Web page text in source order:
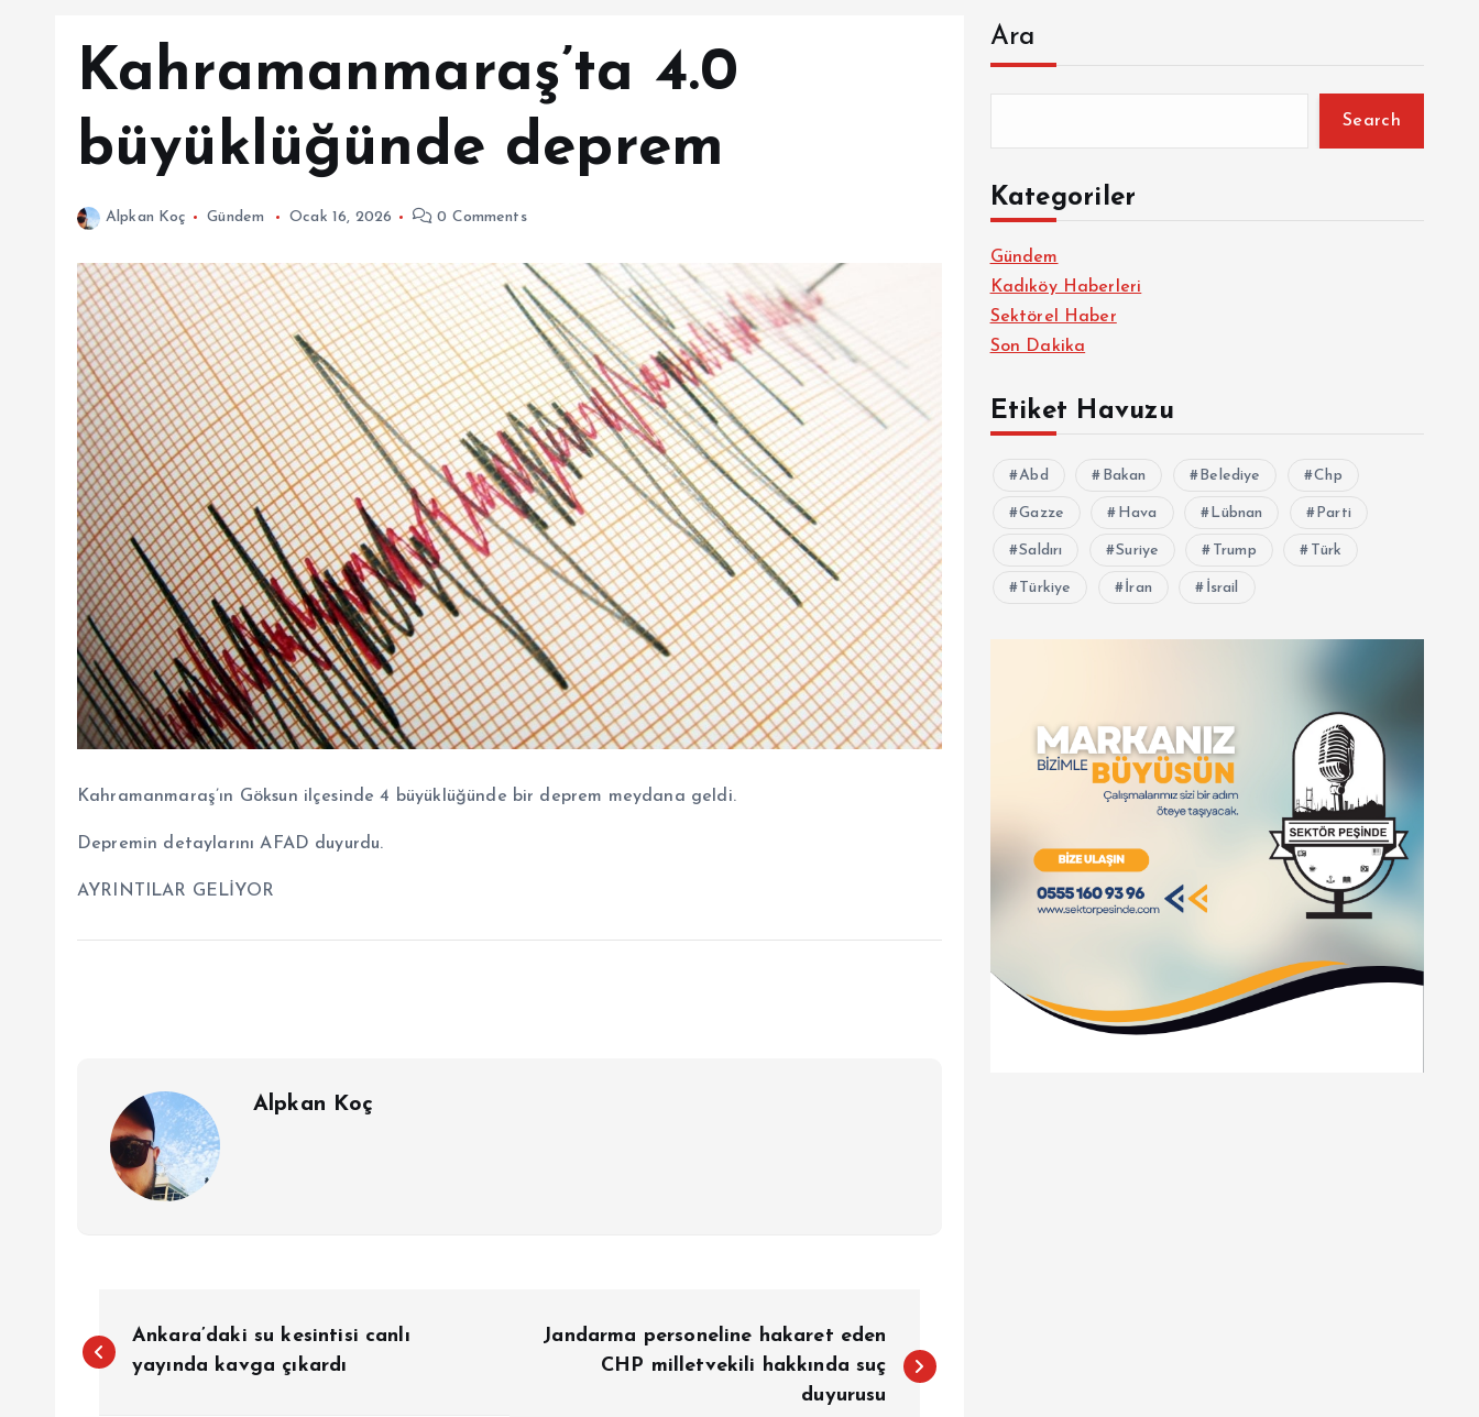
Kahramanmaraş’ta 4.0
büyüklüğünde deprem
Alpkan Koç Gündem Ocak 16, 2026 0 Comments
Kahramanmaraş’ın Göksun ilçesinde 4 büyüklüğünde bir deprem meydana geldi.
Depremin detaylarını AFAD duyurdu.
AYRINTILAR GELİYOR
Alpkan Koç
a
Ankara’daki su kesintisi canlı
yayında kavga çıkardı
Jandarma personeline hakaret eden
CHP milletvekili hakkında suç
duyurusu
Ara
Search
Kategoriler
Gündem
Kadıköy Haberleri
Sektörel Haber
Son Dakika
Etiket Havuzu
Abd Bakan Belediye Chp
Gazze Hava Lübnan Parti
Saldırı Suriye Trump Türk
Türkiye İran İsrail